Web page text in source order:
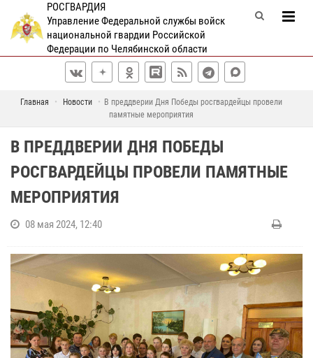
РОСГВАРДИЯ
Управление Федеральной службы войск
национальной гвардии Российской
Федерации по Челябинской области
Главная Новости
В преддверии Дня Победы росгвардейцы провели
памятные мероприятия
В ПРЕДДВЕРИИ ДНЯ ПОБЕДЫ
РОСГВАРДЕЙЦЫ ПРОВЕЛИ ПАМЯТНЫЕ
МЕРОПРИЯТИЯ
08 мая 2024, 12:40